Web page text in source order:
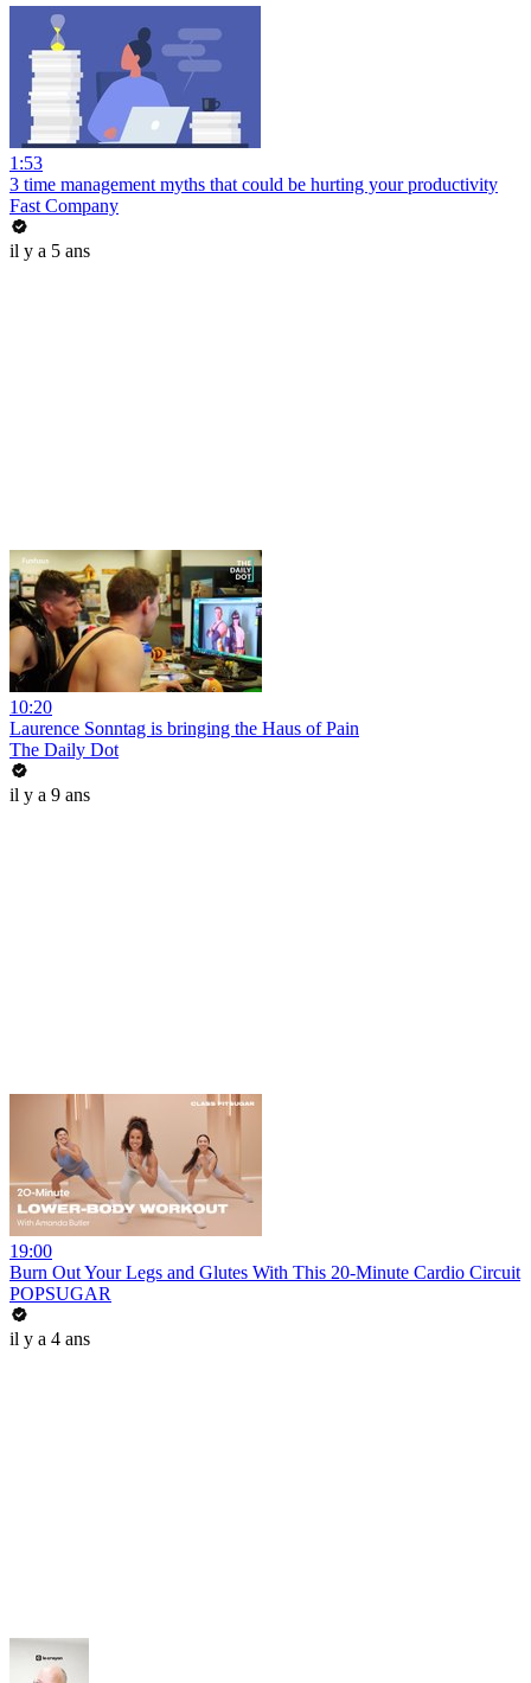
1:53
3 time management myths that could be hurting your productivity
Fast Company
il y a 5 ans
10:20
Laurence Sonntag is bringing the Haus of Pain
The Daily Dot
il y a 9 ans
19:00
Burn Out Your Legs and Glutes With This 20-Minute Cardio Circuit
POPSUGAR
il y a 4 ans